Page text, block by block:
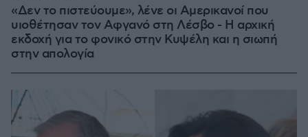
«Δεν το πιστεύουμε», λένε οι Αμερικανοί που
υιοθέτησαν τον Αφγανό στη Λέσβο - Η αρχική
εκδοχή για το φονικό στην Κυψέλη και η σιωπή
στην απολογία